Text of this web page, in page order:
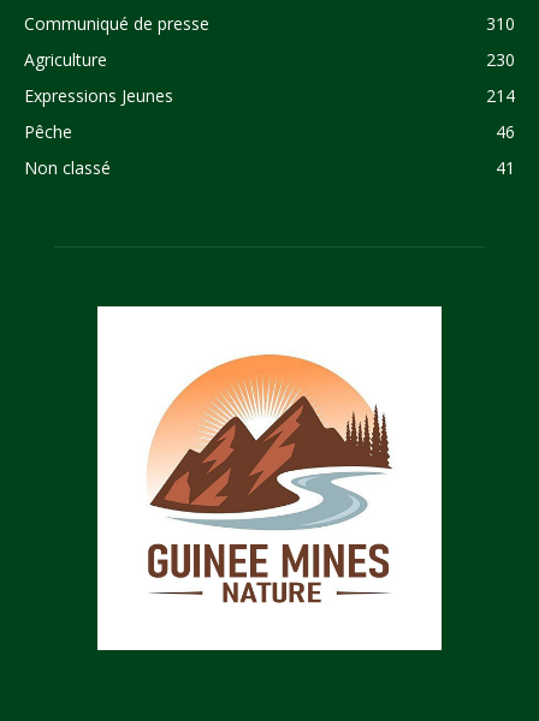
Communiqué de presse
310
Agriculture
230
Expressions Jeunes
214
Pêche
46
Non classé
41